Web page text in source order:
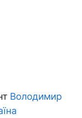
Володимир